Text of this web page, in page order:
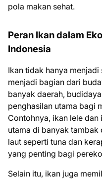
pola makan sehat.
Peran Ikan dalam
Indonesia
Ikan tidak hanya
menjadi bagian dari
banyak daerah,
penghasilan utama bagi
Contohnya, ikan lele
utama di banyak tambak
laut seperti tuna dan
yang penting bagi
Selain itu, ikan juga